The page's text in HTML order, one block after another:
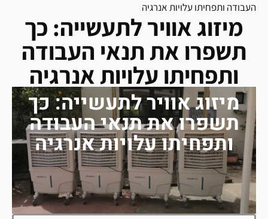
מיזוג אוויר לתעשייה: כך
תשפרו את תנאי העבודה
ותפחיתו עלויות אנרגיה
מיזוג אוויר לתעשייה: כך
תשפרו את תנאי העבודה
ותפחיתו עלויות אנרגיה
העבודה ותפחיתו עלויות אנרגיה